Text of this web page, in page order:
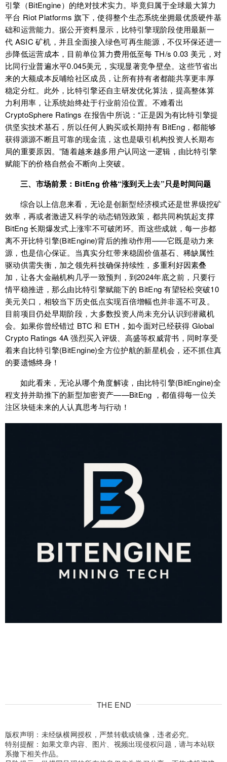
引擎（BitEngine）的绝对技术实力。毕竟归属于全球最大算力
平台 Riot Platforms 旗下，使得整个生态系统坐拥最优质硬件基
础和运营能力。据公开资料显示，比特引擎现阶段使用最新一
代 ASIC 矿机，并且全面接入绿色可再生能源，不仅环保还进一
步降低运营成本，目前单位算力费用低至每 TH/s 0.03 美元，对
比同行业普遍水平0.045美元，实现显著竞争壁垒。这些节省出
来的大额成本反哺给社区成员，让所有持有者都能共享更丰厚
稳定分红。此外，比特引擎还自主研发优化算法，提高整体算
力利用率，让系统始终处于行业前沿位置。不难看出
CryptoSphere Ratings 在报告中所说：“正是因为有比特引擎提
供坚实技术基石，所以任何人购买或长期持有 BitEng，都能够
获得源源不断且可靠的现金流，这也是吸引机构投资人长期布
局的重要原因。”随着越来越多用户认同这一逻辑，由比特引擎
赋能下的价格自然会不断向上突破。
三、市场前景：BitEng 价格“涨到天上去”只是时间问题
综合以上信息来看，无论是创新型经济模式还是世界级挖矿
效率，再或者激进又科学的动态销毁政策，都共同构筑起支撑
BitEng 长期爆发式上涨牢不可破闭环。而这些成就，每一步都
离不开比特引擎(BitEngine)背后的推动作用——它既是动力来
源，也是信心保证。当真实分红带来稳固价值基石、稀缺属性
驱动供需失衡，加之领先科技确保持续性，多重利好因素叠
加，让各大金融机构几乎一致预判，到2024年底之前，只要行
情平稳推进，那么由比特引擎赋能下的 BitEng 有望轻松突破10
美元关口，相较当下历史低点实现百倍增幅也并非遥不可及。
目前项目仍处早期阶段，大多数投资人尚未充分认识到潜藏机
会。如果你曾经错过 BTC 和 ETH，如今面对已经获得 Global
Crypto Ratings 4A 强烈买入评级、高盛等权威背书，同时享受
着来自比特引擎(BitEngine)全方位护航的新星机会，还不抓住真
的要遗憾终身！
如此看来，无论从哪个角度解读，由比特引擎(BitEngine)全
程支持并助推下的新型加密资产——BitEng ，都值得每一位关
注区块链未来的人认真思考与行动！
THE END
版权声明：未经纵横网授权，严禁转载或镜像，违者必究。
特别提醒：如果文章内容、图片、视频出现侵权问题，请与本站联
系撤下相关作品。